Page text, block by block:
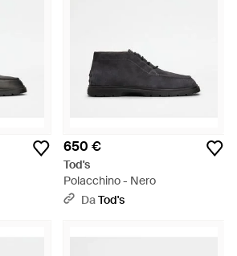
650 €
Tod's
Polacchino - Nero
DaTod's